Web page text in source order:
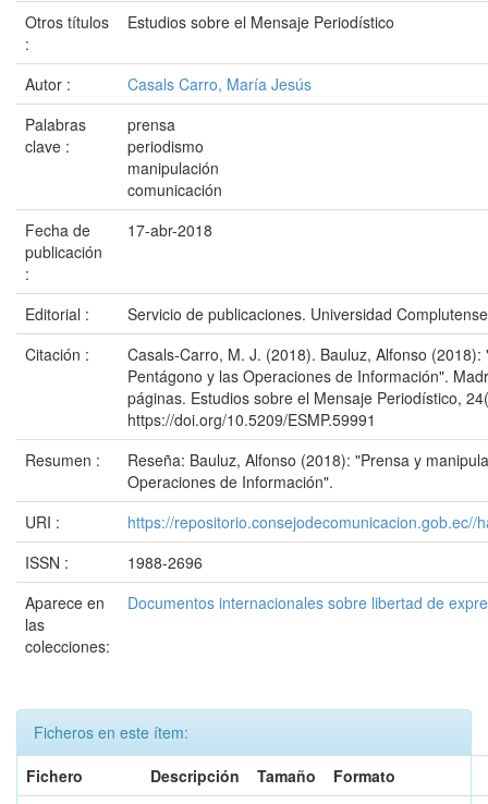
Otros títulos
:
Estudios sobre el Mensaje Periodístico
Autor :
Casals Carro, María Jesús
Palabras
clave :
prensa
periodismo
manipulación
comunicación
Fecha de
publicación
:
17-abr-2018
Editorial :
Servicio de publicaciones. Universidad
Citación :
Casals-Carro, M. J. (2018). Bauluz, Alfonso
Pentágono y las Operaciones de Información".
páginas. Estudios sobre el Mensaje Periodístico,
https://doi.org/10.5209/ESMP.59991
Resumen :
Reseña: Bauluz, Alfonso (2018): "Prensa y
Operaciones de Información".
URI :
https://repositorio.consejodecomunicacion.gob.ec//
ISSN :
1988-2696
Aparece en
las
colecciones:
Documentos internacionales sobre libertad de
Ficheros en este ítem:
Fichero
Descripción Tamaño
Formato